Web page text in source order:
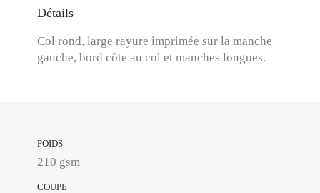
Détails
Col rond, large rayure imprimée sur la manche
gauche, bord côte au col et manches longues.
POIDS
210 gsm
COUPE